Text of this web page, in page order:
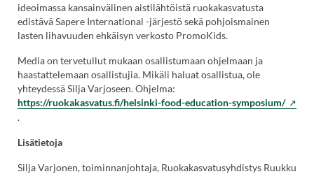
ideoimassa kansainvälinen aistilähtöistä ruokakasvatusta
edistävä Sapere International -järjestö sekä pohjoismainen
lasten lihavuuden ehkäisyn verkosto PromoKids.
Media on tervetullut mukaan osallistumaan ohjelmaan ja
haastattelemaan osallistujia. Mikäli haluat osallistua, ole
yhteydessä Silja Varjoseen. Ohjelma:
https://ruokakasvatus.fi/helsinki-food-education-symposium/
.
Lisätietoja
Silja Varjonen, toiminnanjohtaja, Ruokakasvatusyhdistys Ruukku